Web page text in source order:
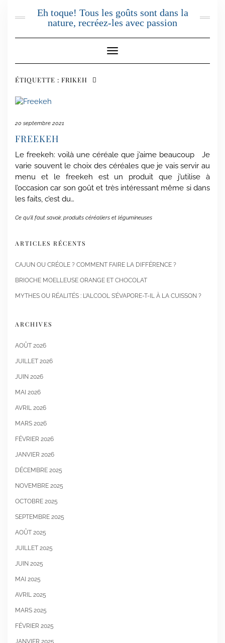
Eh toque! Tous les goûts sont dans la
nature, recréez-les avec passion
Toggle Navigation
ÉTIQUETTE : FRIKEH
20 septembre 2021
FREEKEH
Le freekeh: voilà une céréale que j’aime beaucoup Je
varie souvent le choix des céréales que je vais servir au
menu et le freekeh est un produit que j’utilise à
l’occasion car son goût et très intéressant même si dans
les faits, c’est du…
Ce qu'il faut savoir, produits céréaliers et légumineuses
ARTICLES RÉCENTS
CAJUN OU CRÉOLE ? COMMENT FAIRE LA DIFFÉRENCE ?
BRIOCHE MOELLEUSE ORANGE ET CHOCOLAT
MYTHES OU RÉALITÉS : L’ALCOOL S’ÉVAPORE-T-IL À LA CUISSON ?
ARCHIVES
AOÛT 2026
JUILLET 2026
JUIN 2026
MAI 2026
AVRIL 2026
MARS 2026
FÉVRIER 2026
JANVIER 2026
DÉCEMBRE 2025
NOVEMBRE 2025
OCTOBRE 2025
SEPTEMBRE 2025
AOÛT 2025
JUILLET 2025
JUIN 2025
MAI 2025
AVRIL 2025
MARS 2025
FÉVRIER 2025
JANVIER 2025